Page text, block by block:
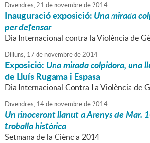
Divendres,21 de novembrede2014
Inauguració exposició: Una mirada
per defensar
Dia Internacional contra la Violència de
Dilluns, 17 de novembrede2014
Exposició: Una mirada colpidora, una
de Lluís Rugama i Espasa
Dia Internacional Contra La Violència de
Divendres, 14de novembrede2014
Un rinoceront llanut a Arenys de Mar.
troballa històrica
Setmana de la Ciència 2014